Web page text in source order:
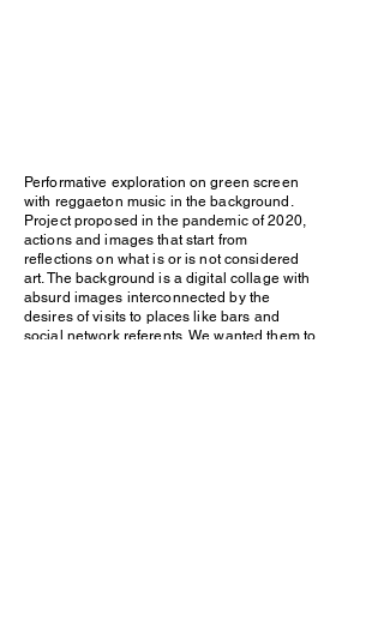
Performative exploration on green screen
with reggaeton music in the background.
Project proposed in the pandemic of 2020,
actions and images that start from
reflections on what is or is not considered
art. The background is a digital collage with
absurd images interconnected by the
desires of visits to places like bars and
social network referents. We wanted them to